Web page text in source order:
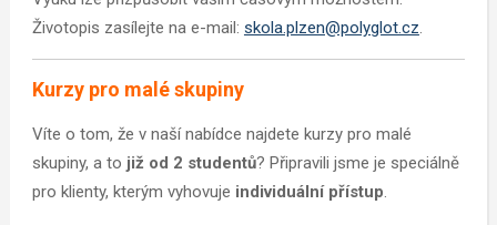
Životopis zasílejte na e-mail: skola.plzen@polyglot.cz.
Kurzy pro malé skupiny
Víte o tom, že v naší nabídce najdete kurzy pro malé
skupiny, a to již od 2 studentů? Připravili jsme je speciálně
pro klienty, kterým vyhovuje individuální přístup.